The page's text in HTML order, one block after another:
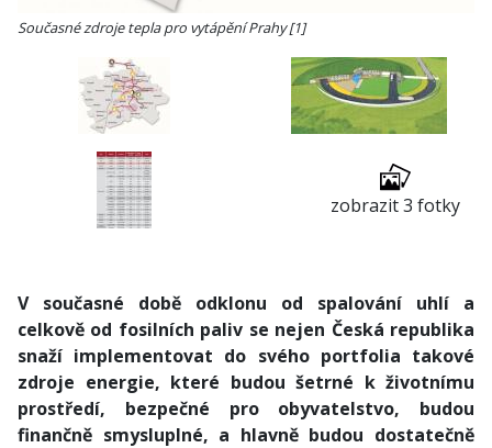
Současné zdroje tepla pro vytápění Prahy [1]
zobrazit 3 fotky
V současné době odklonu od spalování uhlí a
celkově od fosilních paliv se nejen Česká republika
snaží implementovat do svého portfolia takové
zdroje energie, které budou šetrné k životnímu
prostředí, bezpečné pro obyvatelstvo, budou
finančně smysluplné, a hlavně budou dostatečně